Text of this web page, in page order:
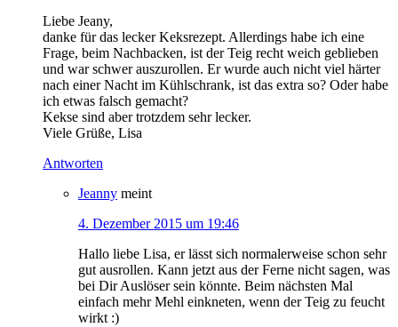
Liebe Jeany,
danke für das lecker Keksrezept. Allerdings habe ich eine
Frage, beim Nachbacken, ist der Teig recht weich geblieben
und war schwer auszurollen. Er wurde auch nicht viel härter
nach einer Nacht im Kühlschrank, ist das extra so? Oder habe
ich etwas falsch gemacht?
Kekse sind aber trotzdem sehr lecker.
Viele Grüße, Lisa
Antworten
Jeanny meint
4. Dezember 2015 um 19:46
Hallo liebe Lisa, er lässt sich normalerweise schon sehr
gut ausrollen. Kann jetzt aus der Ferne nicht sagen, was
bei Dir Auslöser sein könnte. Beim nächsten Mal
einfach mehr Mehl einkneten, wenn der Teig zu feucht
wirkt :)